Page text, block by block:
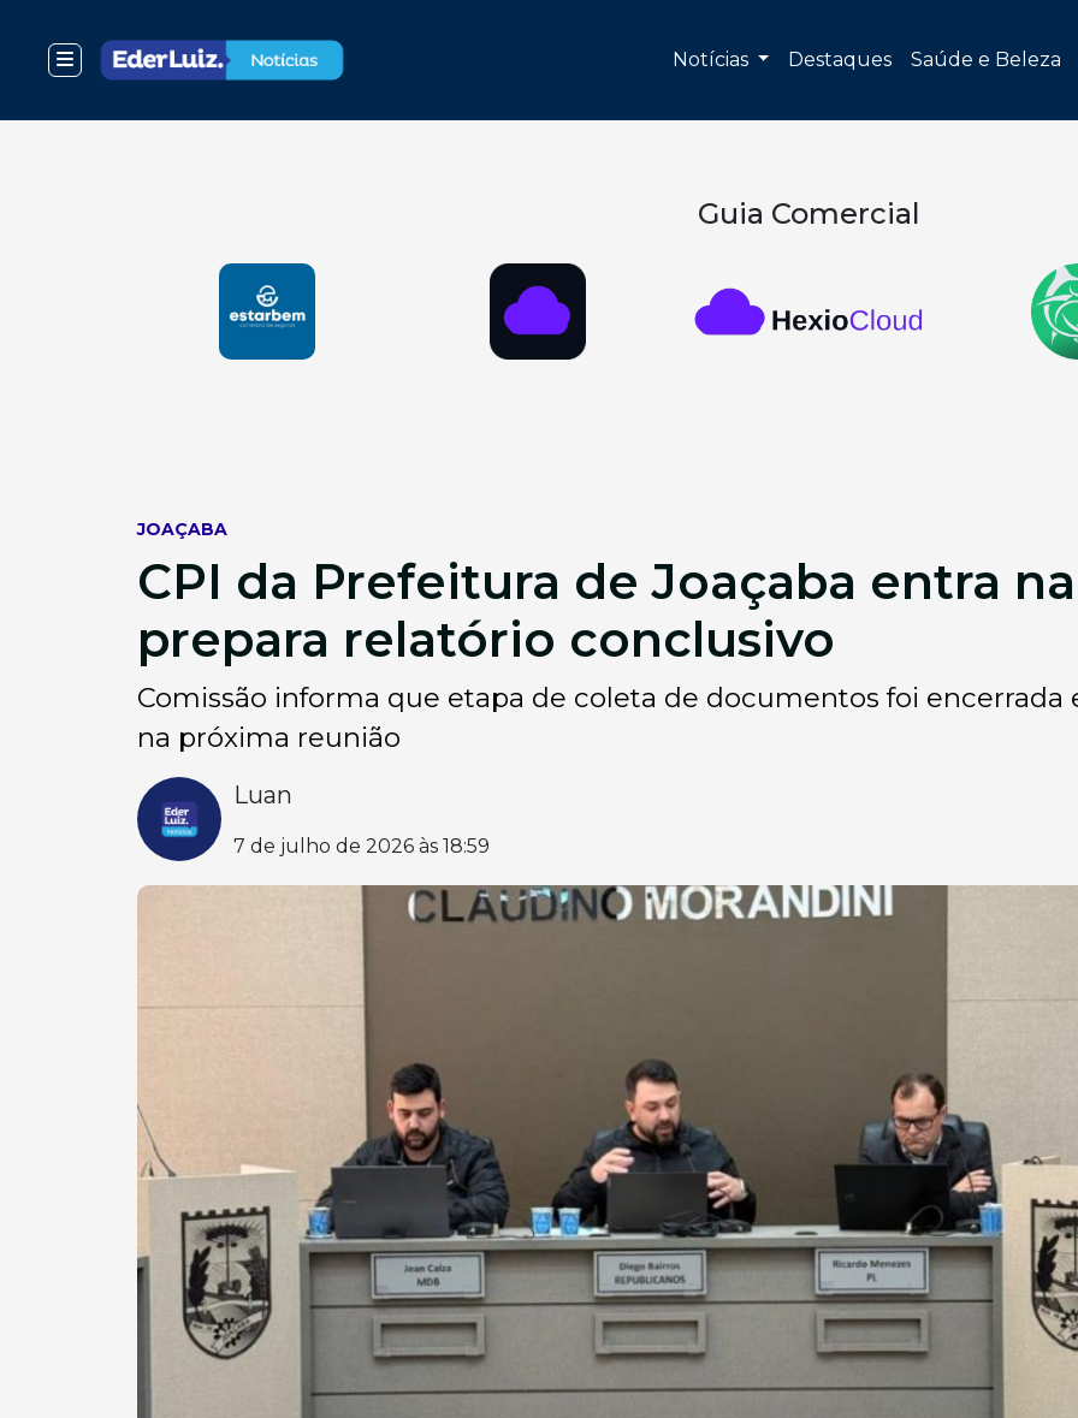
Notícias Destaques Saúde e Beleza
Guia Comercial
JOAÇABA
CPI da Prefeitura de Joaçaba entra
prepara relatório conclusivo
Comissão informa que etapa de coleta de documentos foi encerrada
na próxima reunião
Luan
7 de julho de 2026 às 18:59